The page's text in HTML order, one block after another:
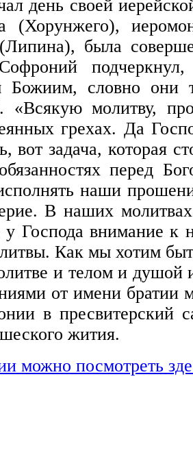
день своей
(Хорунжего),
была
Божиим, словно они
«Всякую молитву,
грехах. Да
вот задача, которая
перед
наши
В наших
у Господа внимание
Как мы хотим
и телом и душой
от имени братии
в
жития.
можно посмотреть